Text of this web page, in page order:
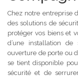
Chez notre entreprise
des solutions de
protéger vos biens et
d’une installation de
ouverture de porte ou
se tient disponible
sécurité et de